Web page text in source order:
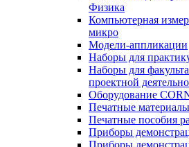
Физика
Компьютерная
микро
Модели-аппликации
Наборы для
Наборы для
проектной
Оборудование
Печатные
Печатные пособия
Приборы
Приборы